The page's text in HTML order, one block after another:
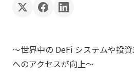
〜世界中の DeFi システムや投
へのアクセスが向上〜